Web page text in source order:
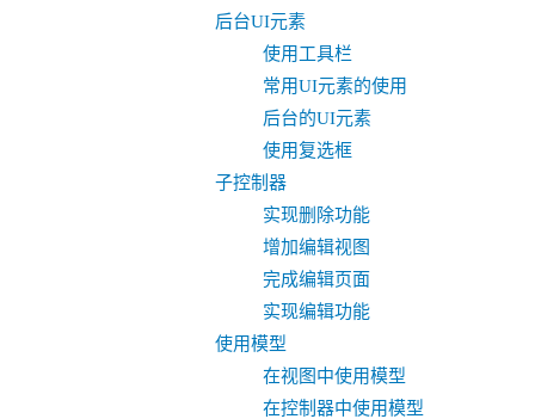
后台UI元素
使用工具栏
常用UI元素的使用
后台的UI元素
使用复选框
子控制器
实现删除功能
增加编辑视图
完成编辑页面
实现编辑功能
使用模型
在视图中使用模型
在控制器中使用模型